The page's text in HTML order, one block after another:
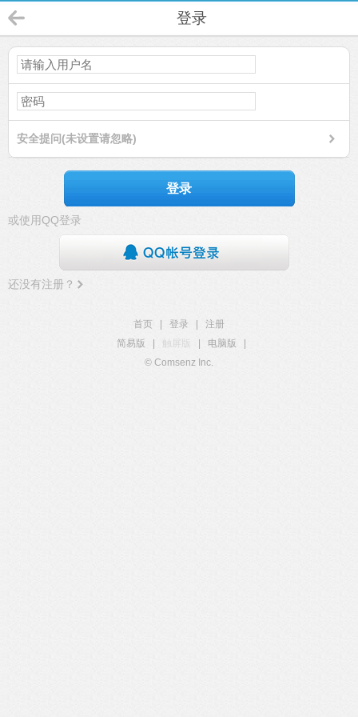
登录
安全提问(未设置请忽略)
登录
或使用QQ登录
还没有注册？
首页 登录
注册
简易版
触屏版 电脑版
© Comsenz Inc.